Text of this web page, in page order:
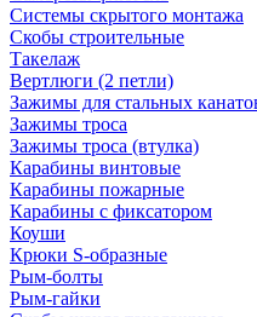
Системы скрытого монтажа
Скобы строительные
Такелаж
Вертлюги (2 петли)
Зажимы для стальных
Зажимы троса
Зажимы троса (втулка)
Карабины винтовые
Карабины пожарные
Карабины с фиксатором
Коуши
Крюки S-образные
Рым-болты
Рым-гайки